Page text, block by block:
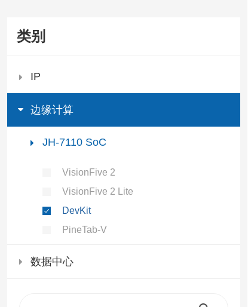
类别
IP
边缘计算
JH-7110 SoC
VisionFive 2
VisionFive 2 Lite
DevKit
PineTab-V
数据中心